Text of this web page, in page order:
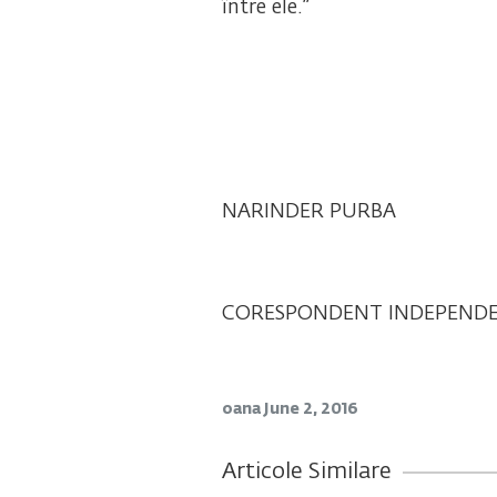
între ele.”
NARINDER PURBA
CORESPONDENT
oana June 2, 2016
Articole Similare